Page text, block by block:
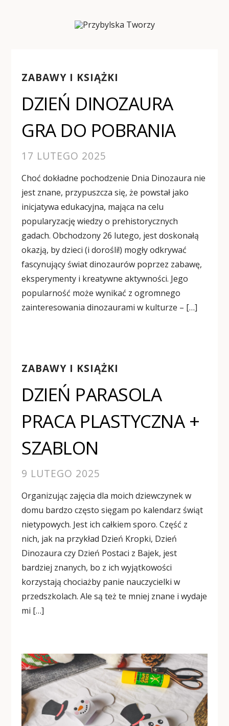
ZABAWY I KSIĄŻKI
DZIEŃ DINOZAURA
GRA DO POBRANIA
17 LUTEGO 2025
Choć dokładne pochodzenie Dnia Dinozaura nie
jest znane, przypuszcza się, że powstał jako
inicjatywa edukacyjna, mająca na celu
popularyzację wiedzy o prehistorycznych
gadach. Obchodzony 26 lutego, jest doskonałą
okazją, by dzieci (i dorośli!) mogły odkrywać
fascynujący świat dinozaurów poprzez zabawę,
eksperymenty i kreatywne aktywności. Jego
popularność może wynikać z ogromnego
zainteresowania dinozaurami w kulturze – […]
ZABAWY I KSIĄŻKI
DZIEŃ PARASOLA
PRACA PLASTYCZNA +
SZABLON
9 LUTEGO 2025
Organizując zajęcia dla moich dziewczynek w
domu bardzo często sięgam po kalendarz świąt
nietypowych. Jest ich całkiem sporo. Część z
nich, jak na przykład Dzień Kropki, Dzień
Dinozaura czy Dzień Postaci z Bajek, jest
bardziej znanych, bo z ich wyjątkowości
korzystają chociażby panie nauczycielki w
przedszkolach. Ale są też te mniej znane i wydaje
mi […]